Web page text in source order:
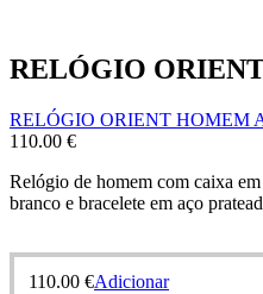
RELÓGIO
RELÓGIO ORIENT HOMEM
110.00 €
Relógio de homem com caixa
branco e bracelete em aço
110.00 €Adicionar